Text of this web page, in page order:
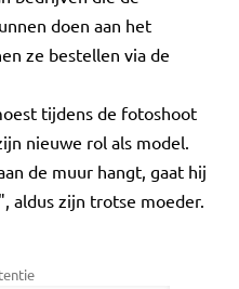
doen aan het
ze bestellen via de
tijdens de fotoshoot
nieuwe rol als model.
de muur hangt, gaat hij
aldus zijn trotse moeder.